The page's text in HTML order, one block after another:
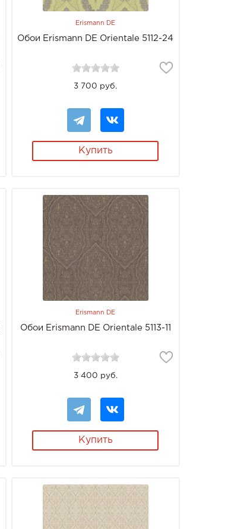
Erismann DE
Обои Erismann DE Orientale 5112-24
3 700 руб.
Купить
Erismann DE
Обои Erismann DE Orientale 5113-11
3 400 руб.
Купить